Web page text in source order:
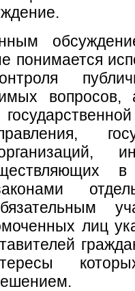
понимается
вопросов,
лиц